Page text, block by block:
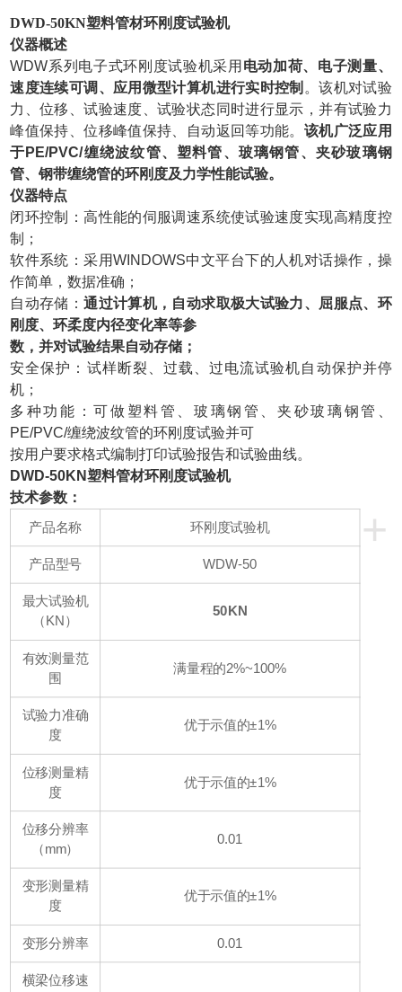
DWD-50KN塑料管材环刚度试验机
仪器概述
WDW系列电子式环刚度试验机采用 电动加荷、电子测量、
速度连续可调、应用微型计算机进行实时控制 。该机对试验
力、位移、试验速度、试验状态同时进行显示，并有试验力
峰值保持、位移峰值保持、自动返回等功能。 该机广泛应用
于 PE/PVC/缠绕波纹管、 塑料管、玻璃钢管、夹砂玻璃钢
管、钢带缠绕管的环刚度及力学性能试验。
仪器特点
闭环控制：高性能的伺服调速系统使试验速度实现高精度控
制；
软件系统：采用WINDOWS中文平台下的人机对话操作，操
作简单，数据准确；
自动存储：通过计算机，自动求取极大试验力、屈服点、环
刚度、环柔度内径变化率等参
数，并对试验结果自动存储；
安全保护：试样断裂、过载、过电流试验机自动保护并停
机；
多种功能：可做塑料管、玻璃钢管、夹砂玻璃钢管
PE/PVC/缠绕波纹管的环刚度试验并可
按用户要求格式编制打印试验报告和试验曲线。
DWD-50KN塑料管材环刚度试验机
技术参数：
+
产品名称 环刚度试验机
产品型号 WDW-50
最大试验机
（KN）
50KN
有效测量范
围
满量程的2%~100%
试验力准确
度
优于示值的±1%
位移测量精
度
优于示值的±1%
位移分辨率
（mm）
0.01
变形测量精
度
优于示值的±1%
变形分辨率 0.01
横梁位移速